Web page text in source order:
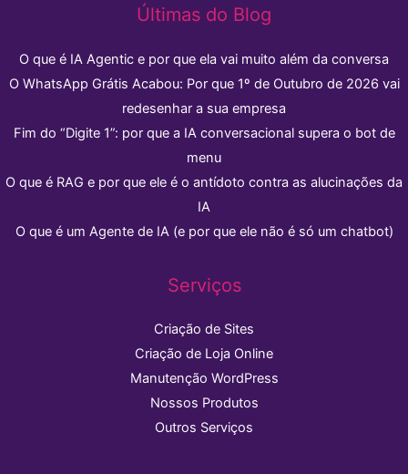
Últimas do Blog
O que é IA Agentic e por que ela vai muito além da conversa
O WhatsApp Grátis Acabou: Por que 1º de Outubro de 2026 vai
redesenhar a sua empresa
Fim do “Digite 1”: por que a IA conversacional supera o bot de
menu
O que é RAG e por que ele é o antídoto contra as alucinações da
IA
O que é um Agente de IA (e por que ele não é só um chatbot)
Serviços
Criação de Sites
Criação de Loja Online
Manutenção WordPress
Nossos Produtos
Outros Serviços